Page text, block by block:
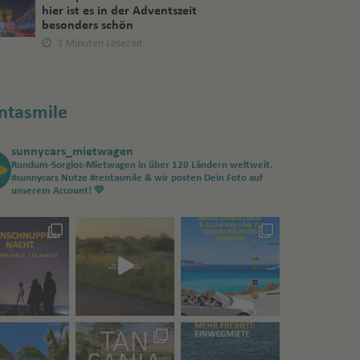
hier ist es in der Adventszeit
besonders schön
3 Minuten Lesezeit
sunnycars_mietwagen
Rundum-Sorglos-Mietwagen in über 120 Ländern weltweit.
#sunnycars Nutze #rentasmile & wir posten Dein Foto auf
unserem Account! 💛